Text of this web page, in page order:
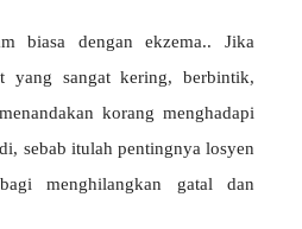
biasa dengan ekzema.. Jika
yang sangat kering, berbintik,
korang menghadapi
sebab itulah pentingnya losyen
menghilangkan gatal dan